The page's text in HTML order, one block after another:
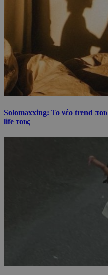
Solomaxxing: Το νέο trend που
life τους